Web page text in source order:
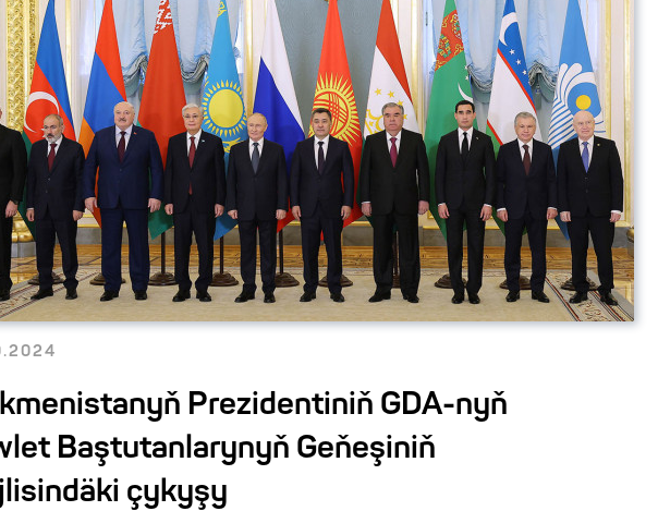
Prezidentiniň GDA-nyň
Baştutanlarynyň Geňeşiniň
çykyşy